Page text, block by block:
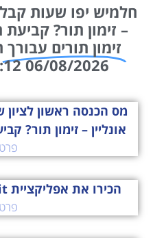
חלמיש יפו שעות
– זימון תור?
זימון תורים עבורך
06/08/2026 22:12 שמחנו לעזור!
מס הכנסה ראשון
אונליין – זימון תור?
הכירו את אפליקציית my visit לקביעת תורים